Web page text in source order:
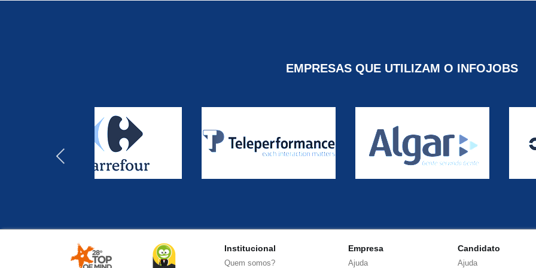
EMPRESAS QUE UTILIZAM O INFOJOBS
Institucional
Quem somos?
Empresa
Ajuda
Candidato
Ajuda